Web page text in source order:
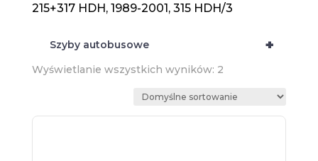
215+317 HDH, 1989-2001, 315 HDH/3
+
Szyby autobusowe
Wyświetlanie wszystkich wyników: 2